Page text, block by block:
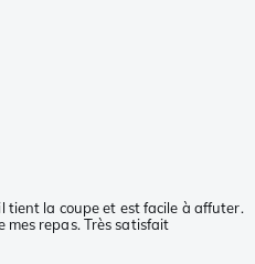
tient la coupe et est facile à affuter.
mes repas. Très satisfait